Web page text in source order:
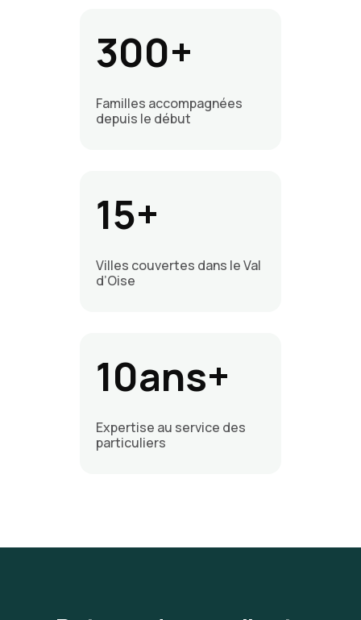
300+
Familles accompagnées
depuis le début
15+
Villes couvertes dans le Val
d’Oise
10ans+
Expertise au service des
particuliers